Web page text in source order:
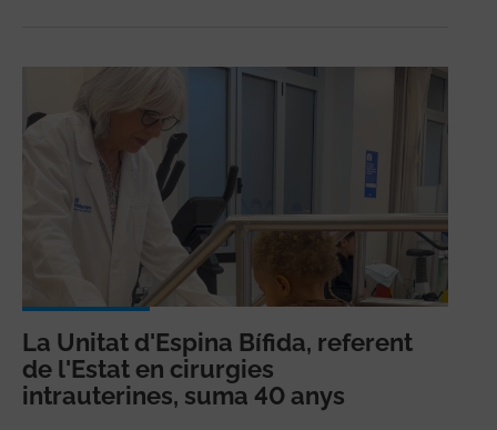
La Unitat d'Espina Bífida, referent
de l'Estat en cirurgies
intrauterines, suma 40 anys